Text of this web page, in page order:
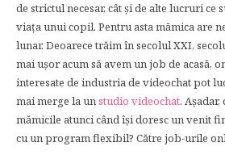
de strictul necesar, cât și de alte lucruri ce
viața unui copil. Pentru asta mămica are
lunar. Deoarece trăim în secolul XXI,
mai ușor acum să avem un job de acasă,
interesate de industria de videochat pot
mai merge la unstudio videochat.
mămicile atunci când își doresc un venit
cu un program flexibil? Către job-urile